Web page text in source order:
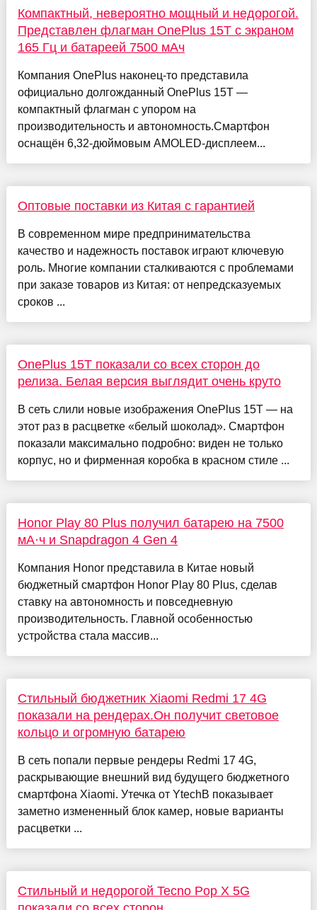
Компактный, невероятно мощный и недорогой.
Представлен флагман OnePlus 15T с экраном
165 Гц и батареей 7500 мАч
Компания OnePlus наконец-то представила
официально долгожданный OnePlus 15T —
компактный флагман с упором на
производительность и автономность.Смартфон
оснащён 6,32-дюймовым AMOLED-дисплеем...
Оптовые поставки из Китая с гарантией
В современном мире предпринимательства
качество и надежность поставок играют ключевую
роль. Многие компании сталкиваются с проблемами
при заказе товаров из Китая: от непредсказуемых
сроков ...
OnePlus 15T показали со всех сторон до
релиза. Белая версия выглядит очень круто
В сеть слили новые изображения OnePlus 15T — на
этот раз в расцветке «белый шоколад». Смартфон
показали максимально подробно: виден не только
корпус, но и фирменная коробка в красном стиле ...
Honor Play 80 Plus получил батарею на 7500
мА·ч и Snapdragon 4 Gen 4
Компания Honor представила в Китае новый
бюджетный смартфон Honor Play 80 Plus, сделав
ставку на автономность и повседневную
производительность. Главной особенностью
устройства стала массив...
Стильный бюджетник Xiaomi Redmi 17 4G
показали на рендерах.Он получит световое
кольцо и огромную батарею
В сеть попали первые рендеры Redmi 17 4G,
раскрывающие внешний вид будущего бюджетного
смартфона Xiaomi. Утечка от YtechB показывает
заметно измененный блок камер, новые варианты
расцветки ...
Стильный и недорогой Tecno Pop X 5G